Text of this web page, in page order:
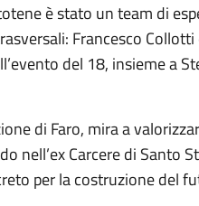
è stato un team di
Francesco Collotti
del 18, insieme a
di Faro, mira a
nell’ex Carcere di Santo
per la costruzione del